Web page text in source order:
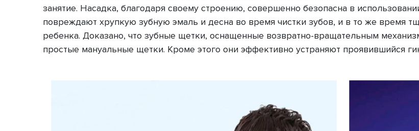
Зубная щетка Oral-B DB4.510.К Extra Soft«Тачки» на
футляром
Зубная электрическая щетка
работает от батареек. В
позволяет ей выполнять за одну минуту до 9600 возвратно-вращательных движений.
для ежедневного использования. Электрощетки намного эффективней справляются с
застрявших остатков пищи, чем обычные мануальные щетки. В комплекте к щетке DB4